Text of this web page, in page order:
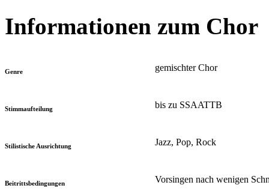
Informationen zum Chor
Genre gemischter Chor
Stimmaufteilung bis zu SSAATTB
Stilistische Ausrichtung Jazz, Pop, Rock
Beitrittsbedingungen Vorsingen nach wenigen